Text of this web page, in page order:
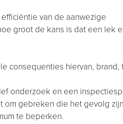
van de aanwezige
groot de kans is dat een lek
consequenties hiervan, brand,
onderzoek en een
om gebreken die het gevolg
te beperken.